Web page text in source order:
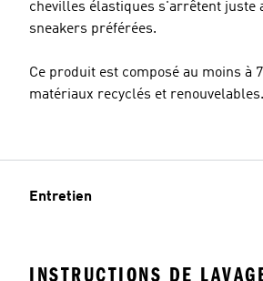
chevilles élastiques s'arrêtent juste
sneakers préférées.
Ce produit est composé au moins à
matériaux recyclés et renouvelables.
Entretien
INSTRUCTIONS DE